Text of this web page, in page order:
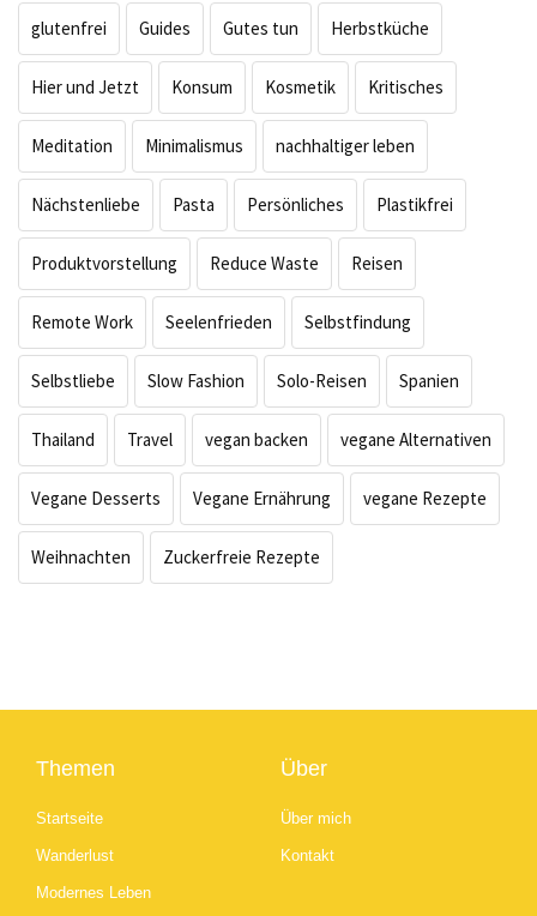
glutenfrei Guides Gutes tun Herbstküche
Hier und Jetzt Konsum Kosmetik Kritisches
Meditation Minimalismus nachhaltiger leben
Nächstenliebe Pasta Persönliches Plastikfrei
Produktvorstellung Reduce Waste Reisen
Remote Work Seelenfrieden Selbstfindung
Selbstliebe Slow Fashion Solo-Reisen Spanien
Thailand Travel vegan backen vegane Alternativen
Vegane Desserts Vegane Ernährung vegane Rezepte
Weihnachten Zuckerfreie Rezepte
Themen
Startseite
Wanderlust
Modernes Leben
Über
Über mich
Kontakt